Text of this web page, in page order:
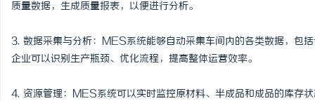
质量数据，生成质量报表，以便进行分析。
3. 数据采集与分析：MES系统能够自动采集车间内的各类数据，包
企业可以识别生产瓶颈、优化流程，提高整体运营效率。
4. 资源管理：MES系统可以实时监控原材料、半成品和成品的库存